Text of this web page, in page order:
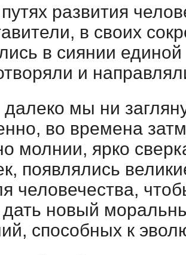
развития
в своих
в сиянии
и
мы ни
во времена
молнии, ярко
появлялись
человечества,
новый
способных к